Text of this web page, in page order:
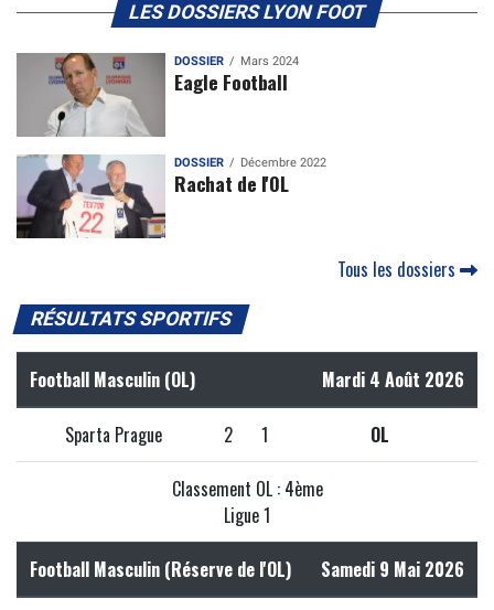
LES DOSSIERS LYON FOOT
DOSSIER Mars 2024
Eagle Football
DOSSIER Décembre 2022
Rachat de l'OL
Tous les dossiers
RÉSULTATS SPORTIFS
Football Masculin (OL) Mardi 4 Août 2026
Sparta Prague 2 1 OL
Classement OL : 4ème
Ligue 1
Football Masculin (Réserve de l'OL) Samedi 9 Mai 2026